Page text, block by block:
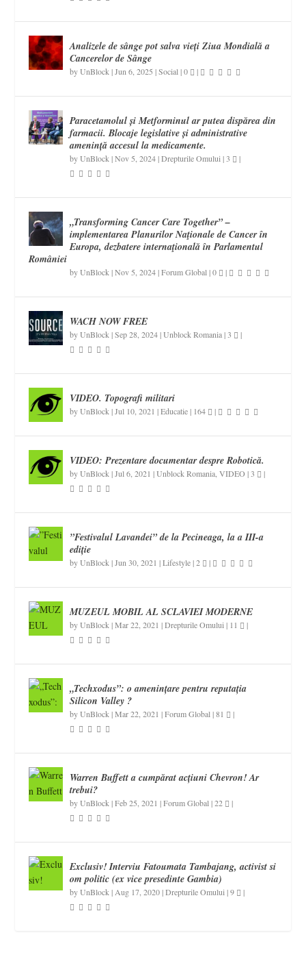
Analizele de sânge pot salva vieți Ziua Mondială a
Cancerelor de Sânge
byUnBlock |Jun 6, 2025 |Social |0 |
Paracetamolul și Metforminul ar putea dispărea din
farmacii. Blocaje legislative și administrative
amenință accesul la medicamente.
byUnBlock |Nov 5, 2024|Drepturile Omului |3 |
„Transforming Cancer Care Together” –
implementarea Planurilor Naţionale de Cancer în
Europa, dezbatere internaţională în Parlamentul
României
byUnBlock |Nov 5, 2024|Forum Global |0 |
WACH NOW FREE
byUnBlock |Sep 28, 2024|Unblock Romania|3 |
VIDEO. Topografi militari
byUnBlock |Jul 10, 2021 |Educatie| 164 |
VIDEO: Prezentare documentar despre Robotică.
byUnBlock |Jul 6, 2021 |Unblock Romania ,VIDEO |3 |
”Festivalul Lavandei” de la Pecineaga, la a III-a
ediție
byUnBlock |Jun 30, 2021 |Lifestyle|2 |
MUZEUL MOBIL AL SCLAVIEI MODERNE
byUnBlock |Mar 22, 2021 |Drepturile Omului | 11 |
„Techxodus”: o amenințare pentru reputația
Silicon Valley ?
byUnBlock |Mar 22, 2021 |Forum Global |81 |
Warren Buffett a cumpărat acțiuni Chevron! Ar
trebui?
byUnBlock |Feb 25, 2021 |Forum Global |22 |
Exclusiv! Interviu Fatoumata Tambajang, activist si
om politic (ex vice presedinte Gambia)
byUnBlock | Aug 17, 2020|Drepturile Omului |9 |